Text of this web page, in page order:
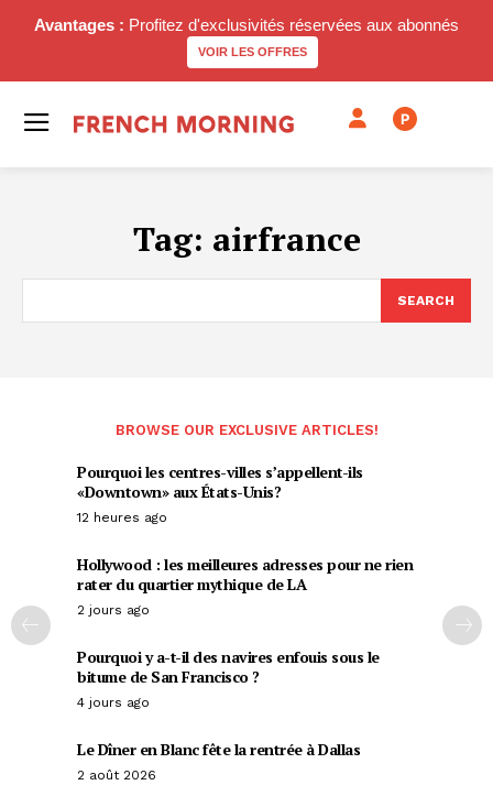
Avantages : Profitez d'exclusivités réservées aux abonnés
VOIR LES OFFRES
P
Tag: airfrance
SEARCH
BROWSE OUR EXCLUSIVE ARTICLES!
Pourquoi les centres-villes s’appellent-ils
«Downtown» aux États-Unis?
12 heures ago
Hollywood : les meilleures adresses pour ne rien
rater du quartier mythique de LA
2 jours ago
Pourquoi y a-t-il des navires enfouis sous le
bitume de San Francisco ?
4 jours ago
Le Dîner en Blanc fête la rentrée à Dallas
2 août 2026